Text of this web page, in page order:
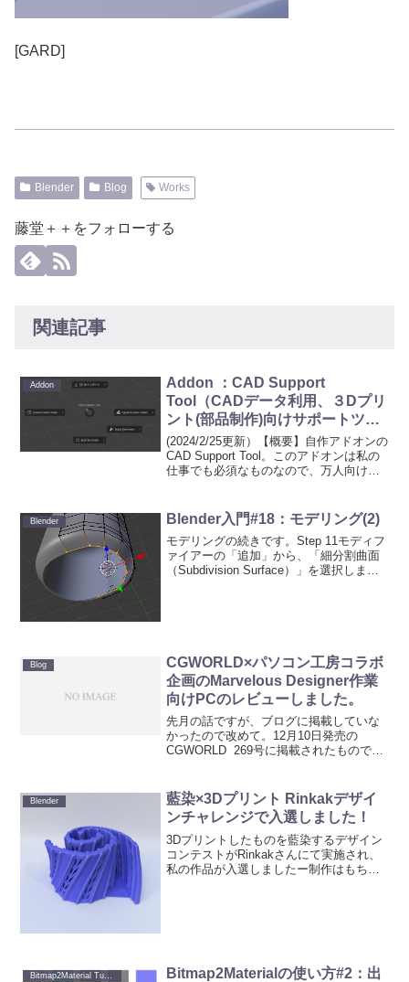
[GARD]
Blender Blog Works
藤堂＋＋をフォローする
関連記事
Addon
Addon ：CAD Support
Tool（CADデータ利用、３Dプリ
ント(部品制作)向けサポートツー
ル）
(2024/2/25更新）【概要】自作アドオンの
CAD Support Tool。このアドオンは私の
仕事でも必須なものなので、万人向けで
作するとき（キャラクターもので...
Blender Blender入門#18：モデリング(2)
モデリングの続きです。Step 11モディフ
ァイアーの「追加」から、「細分割曲面
（Subdivision Surface）」を選択しま
Blog
CGWORLD×パソコン工房コラボ
企画のMarvelous Designer作業
向けPCのレビューしました。
先月の話ですが、ブログに掲載していな
かったので改めて。12月10日発売の
CGWORLD 269号に掲載されたものです
にも掲載されています。それぞれのリン
クは以下...
Blender
藍染×3Dプリント Rinkakデザイ
ンチャレンジで入選しました！
3Dプリントしたものを藍染するデザイン
コンテストがRinkakさんにて実施され、
私の作品が入選しましたー制作はもちろ
Bitmap2Materialの使い方#2：出